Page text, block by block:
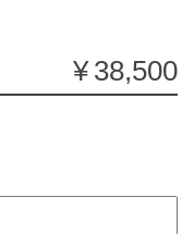
¥38,500